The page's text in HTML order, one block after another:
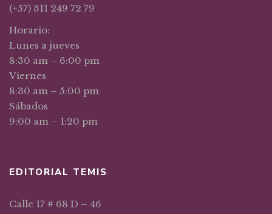
(+57) 311 249 72 79
Horario:
Lunes a jueves
8:30 am – 6:00 pm
Viernes
8:30 am – 5:00 pm
Sábados
9:00 am – 1:20 pm
EDITORIAL TEMIS
Calle 17 # 68 D – 46